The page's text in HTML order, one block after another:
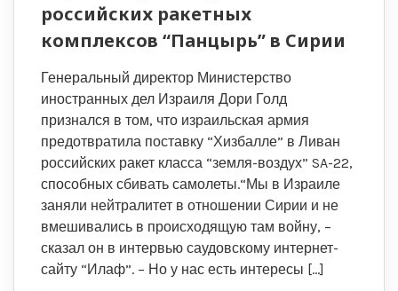
российских ракетных
комплексов “Панцырь” в Сирии
Генеральный директор Министерство
иностранных дел Израиля Дори Голд
признался в том, что израильская армия
предотвратила поставку “Хизбалле” в Ливан
российских ракет класса “земля-воздух” SA-22,
способных сбивать самолеты.“Мы в Израиле
заняли нейтралитет в отношении Сирии и не
вмешивались в происходящую там войну, –
сказал он в интервью саудовскому интернет-
сайту “Илаф”. – Но у нас есть интересы […]